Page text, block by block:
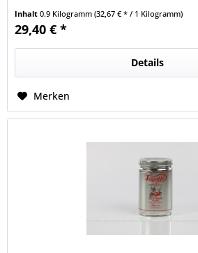
Inhalt0.9 Kilogramm(32,67 € * / 1 Kilogramm)
29,40 € *
Details
Merken